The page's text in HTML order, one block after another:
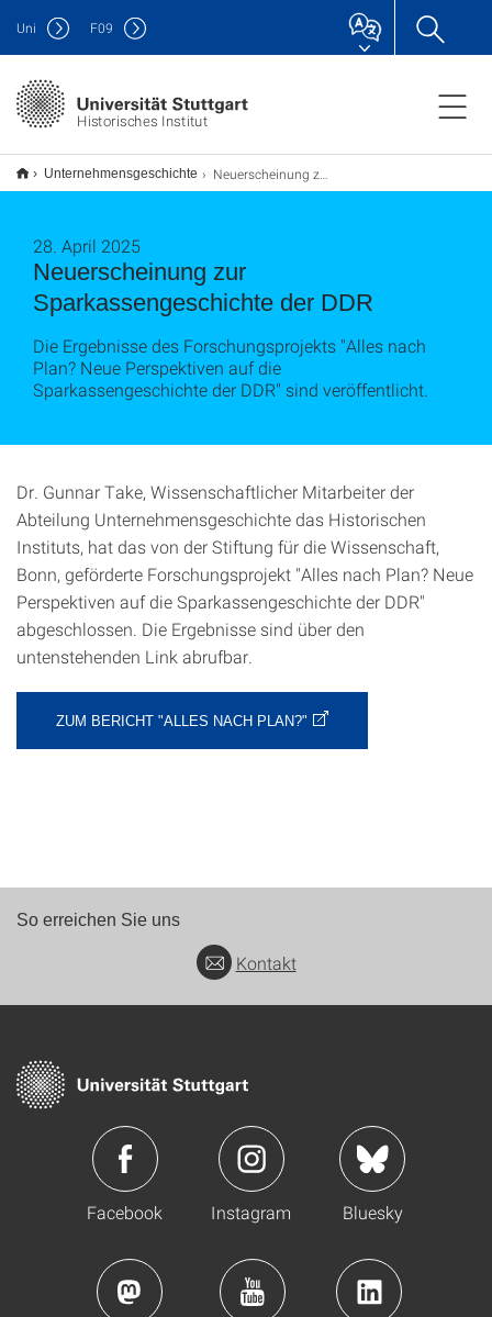
Historisches Institut
Uni F09
Unternehmensgeschichte Neuerscheinung zur Sparkassengeschichte der DDR
Neuerscheinung zur
Sparkassengeschichte der DDR
28. April 2025
Die Ergebnisse des Forschungsprojekts "Alles nach
Plan? Neue Perspektiven auf die
Sparkassengeschichte der DDR" sind veröffentlicht.
Dr. Gunnar Take, Wissenschaftlicher Mitarbeiter der
Abteilung Unternehmensgeschichte das Historischen
Instituts, hat das von der Stiftung für die Wissenschaft,
Bonn, geförderte Forschungsprojekt "Alles nach Plan? Neue
Perspektiven auf die Sparkassengeschichte der DDR"
abgeschlossen. Die Ergebnisse sind über den
untenstehenden Link abrufbar.
ZUM BERICHT "ALLES NACH PLAN?"
So erreichen Sie uns
Kontakt
Facebook Instagram Bluesky